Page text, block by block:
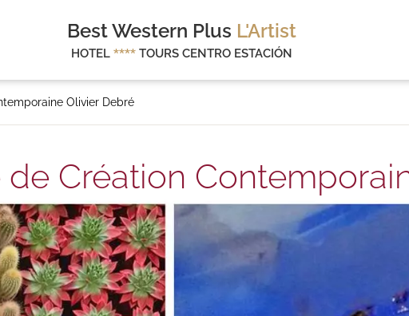
Best Western Plus L'Artist
HOTEL ****TOURS CENTRO ESTACIÓN
Olivier Debré
Création